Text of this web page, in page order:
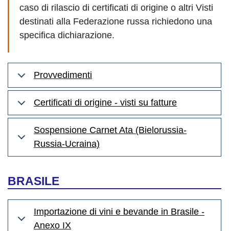
caso di rilascio di certificati di origine o altri Visti
destinati alla Federazione russa richiedono una
specifica dichiarazione.
Provvedimenti
Certificati di origine - visti su fatture
Sospensione Carnet Ata (Bielorussia-
Russia-Ucraina)
BRASILE
Importazione di vini e bevande in Brasile -
Anexo IX